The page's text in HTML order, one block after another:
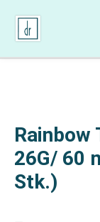
springen
Rainbow
26G/ 60
Stk.)